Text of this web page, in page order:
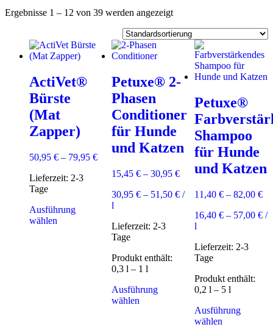
Ergebnisse 1 – 12 von 39 werden angezeigt
ActiVet®
Bürste
(Mat
Zapper)
50,95 € – 79,95 €
Lieferzeit: 2-3
Tage
Ausführung
wählen
Petuxe® 2-
Phasen
Conditioner
für Hunde
und Katzen
15,45€ –30,95€
30,95€ – 51,50€ /
l
Lieferzeit: 2-3
Tage
Produkt enthält:
0,3l – 1l
Ausführung
wählen
Petuxe®
Shampoo
für Hunde
und Katzen
11,40 €– 82,00 €
16,40 €– 57,00 €/
l
Lieferzeit: 2-3
Tage
Produkt enthält:
0,2 l – 5 l
Ausführung
wählenDieses